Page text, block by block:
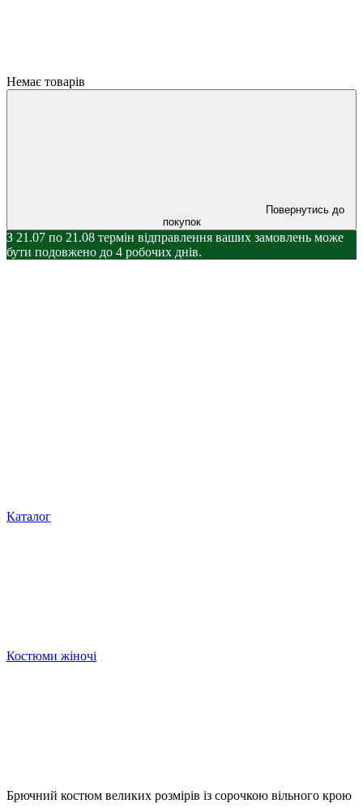
Немає товарів
Повернутись до
покупок
З 21.07 по 21.08 термін відправлення ваших замовлень може
бути подовжено до 4 робочих днів.
Каталог
Костюми жіночі
Брючний костюм великих розмірів із сорочкою вільного крою